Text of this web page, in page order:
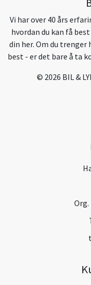
Vi har over 40 års
hvordan du kan få
din her. Om du
best - er det bare å ta
© 2026 BIL &
Org.